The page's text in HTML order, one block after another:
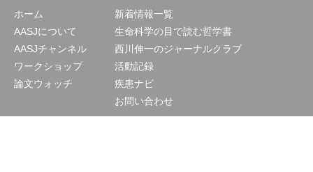
ホーム
AASJについて
AASJチャンネル
ワークショップ
論文ウォッチ
新着情報一覧
生命科学の目で読む哲学書
西川伸一のジャーナルクラブ
活動記録
疾患ナビ
お問い合わせ